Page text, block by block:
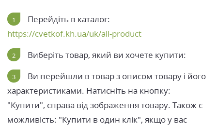
Перейдіть в каталог:
https://cvetkof.kh.ua/uk/all-product
Виберіть товар, який ви хочете купити:
Ви перейшли в товар з описом товару і його
характеристиками. Натисніть на кнопку:
"Купити", справа від зображення товару. Також є
можливість: "Купити в один клік", якщо у вас